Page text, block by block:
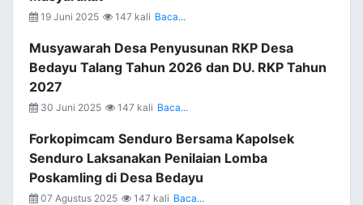
19 Juni 2025 147 kali Baca...
Musyawarah Desa Penyusunan RKP Desa
Bedayu Talang Tahun 2026 dan DU. RKP Tahun
2027
30 Juni 2025 147 kali Baca...
Forkopimcam Senduro Bersama Kapolsek
Senduro Laksanakan Penilaian Lomba
Poskamling di Desa Bedayu
07 Agustus 2025 147 kali Baca...